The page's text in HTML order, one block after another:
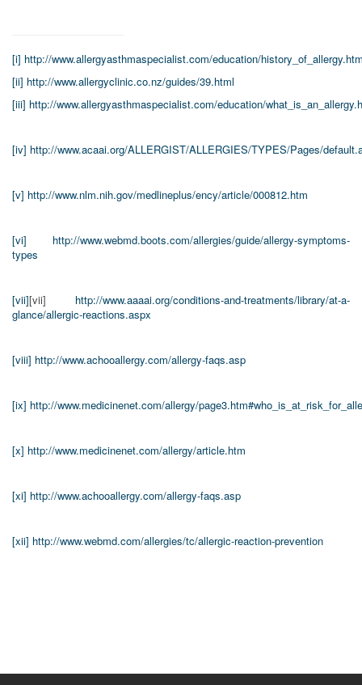
[i] http://www.allergyasthmaspecialist.com/education/
[ii] http://www.allergyclinic.co.nz/guides/39.html
[iii] http://www.allergyasthmaspecialist.com/education/
[iv] http://www.acaai.org/ALLERGIST/ALLERGIES/TYPES/Pages/
[v] http://www.nlm.nih.gov/medlineplus/ency/article/000812.htm
[vi]
http://www.webmd.boots.com/allergies/guide/allergy-symptoms-
types
[vii][vii] http://www.aaaai.org/conditions-and-treatments/library/at-a-
glance/allergic-reactions.aspx
[viii] http://www.achooallergy.com/allergy-faqs.asp
[ix] http://www.medicinenet.com/allergy/
[x] http://www.medicinenet.com/allergy/article.htm
[xi] http://www.achooallergy.com/allergy-faqs.asp
[xii] http://www.webmd.com/allergies/tc/allergic-reaction-prevention